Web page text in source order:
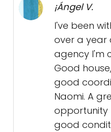
¡Ángel V.
I've been
over a year
agency I'm
Good
good
Naomi. A
opportunity
good